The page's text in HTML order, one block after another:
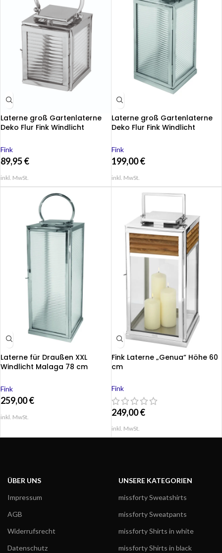
Laterne groß Gartenlaterne
Deko Flur Fink Windlicht
Fink
89,95€
inkl. MwSt.
Laterne groß Gartenlaterne
Deko Flur Fink Windlicht
Fink
199,00€
inkl. MwSt.
Laterne für Draußen XXL
Windlicht Malaga 78 cm
Fink
259,00€
inkl. MwSt.
Fink Laterne „Genua“ Höhe 60
cm
Fink
249,00€
inkl. MwSt.
ÜBER UNS
Impressum
AGB
Widerrufsrecht
Datenschutz
UNSERE KATEGORIEN
missforty Sweatshirts
missforty Sweatpants
missforty Shirts in white
missforty Shirts in black